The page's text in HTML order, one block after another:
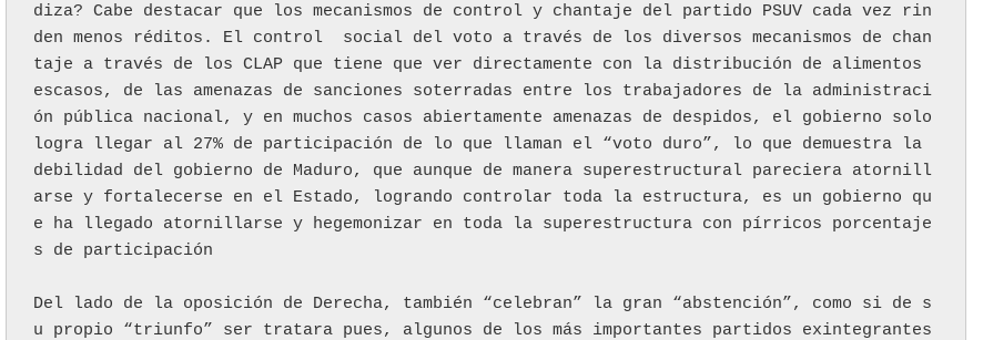
diza? Cabe destacar que los mecanismos de control y chantaje del partido PSUV cada vez rin
den menos réditos. El control  social del voto a través de los diversos mecanismos de chan
taje a través de los CLAP que tiene que ver directamente con la distribución de alimentos
escasos, de las amenazas de sanciones soterradas entre los trabajadores de la administraci
ón pública nacional, y en muchos casos abiertamente amenazas de despidos, el gobierno solo
logra llegar al 27% de participación de lo que llaman el “voto duro”, lo que demuestra la
debilidad del gobierno de Maduro, que aunque de manera superestructural pareciera atornill
arse y fortalecerse en el Estado, logrando controlar toda la estructura, es un gobierno qu
e ha llegado atornillarse y hegemonizar en toda la superestructura con pírricos porcentaje
s de participación
Del lado de la oposición de Derecha, también “celebran” la gran “abstención”, como si de s
u propio “triunfo” ser tratara pues, algunos de los más importantes partidos exintegrantes